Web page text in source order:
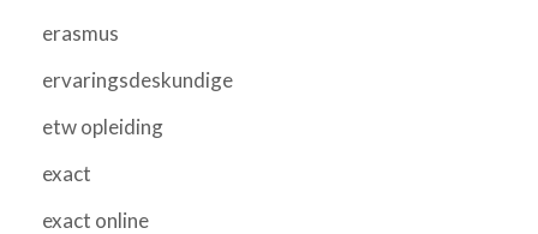
erasmus
ervaringsdeskundige
etw opleiding
exact
exact online